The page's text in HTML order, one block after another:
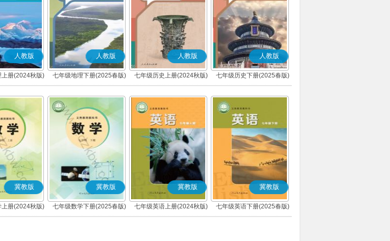
人教版
上册(2024秋版)
人教版
七年级地理下册(2025春版)
人教版
七年级历史上册(2024秋版)
(部编版)
人教版
七年级历史下册(2025春版)
(部编版)
冀教版
上册(2024秋版)
冀教版
七年级数学下册(2025春版)
冀教版
七年级英语上册(2024秋版)
冀教版
七年级英语下册(2025春版)